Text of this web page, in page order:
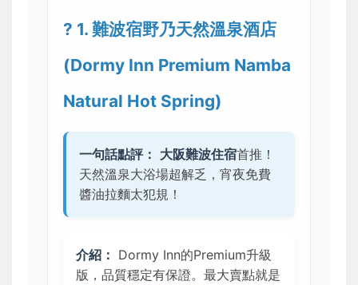
? 1. 難波宿野乃天然溫泉酒店
(Dormy Inn Premium Namba
Natural Hot Spring)
一句話點評： 大阪難波住宿首推！
天然溫泉大浴場超解乏，宵夜免費
醬油拉麵太犯規！
介紹： Dormy Inn的Premium升級
版，品質穩定有保證。最大賣點就是